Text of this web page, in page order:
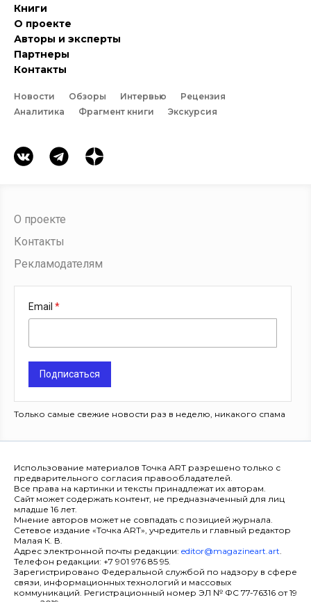
Книги
О проекте
Авторы и эксперты
Партнеры
Контакты
Новости Обзоры Интервью
Рецензия
Аналитика
Фрагмент книги Экскурсия
О проекте
Контакты
Рекламодателям
Email
Подписаться
Только самые свежие новости раз в неделю, никакого спама
Использование материалов Точка ART разрешено только с
предварительного согласия правообладателей.
Все права на картинки и тексты принадлежат их авторам.
Сайт может содержать контент, не предназначенный для лиц
младше 16 лет.
Мнение авторов может не совпадать с позицией журнала.
Сетевое издание «Точка ART», учредитель и главный редактор
Малая К. В.
Адрес электронной почты редакции: editor@magazineart.art.
Телефон редакции: +7 901 976 85 95.
Зарегистрировано Федеральной службой по надзору в сфере
связи, информационных технологий и массовых
коммуникаций. Регистрационный номер ЭЛ № ФС 77-76316 от 19